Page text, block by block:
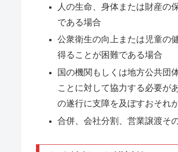
人の生命、身体または財産の
である場合
公衆衛生の向上または児童の
得ることが困難である場合
国の機関もしくは地方公共団
ことに対して協力する必要が
の遂行に支障を及ぼすおそれ
合併、会社分割、営業譲渡そ